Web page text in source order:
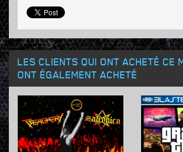
LES CLIENTS QUI ONT ACHETÉ CE
ONT ÉGALEMENT ACHETÉ